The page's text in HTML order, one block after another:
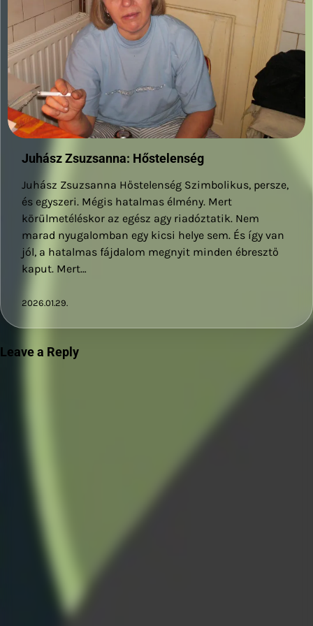
Juhász Zsuzsanna: Hőstelenség
Juhász Zsuzsanna Hőstelenség Szimbolikus, persze,
és egyszeri. Mégis hatalmas élmény. Mert
körülmetéléskor az egész agy riadóztatik. Nem
marad nyugalomban egy kicsi helye sem. És így van
jól, a hatalmas fájdalom megnyit minden ébresztő
kaput. Mert…
2026.01.29.
Leave a Reply